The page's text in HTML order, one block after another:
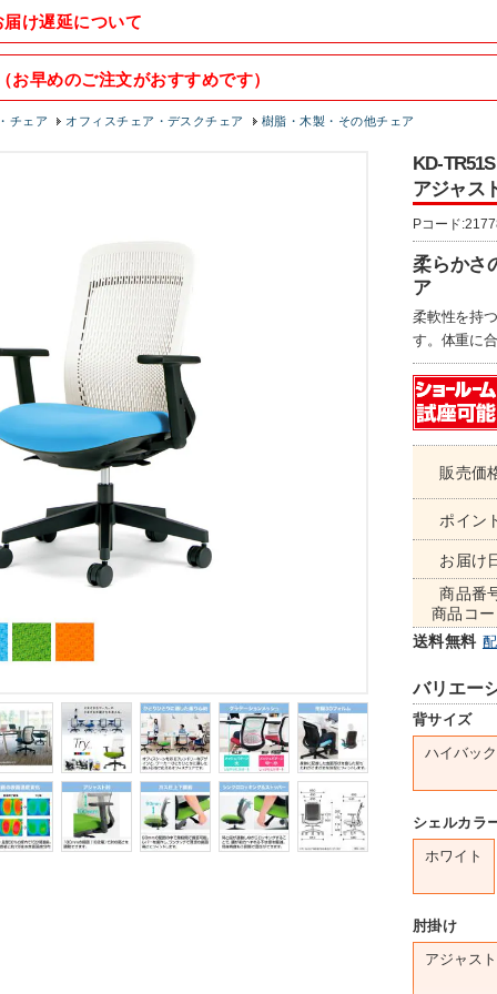
け遅延について
早めのご注文がおすすめです）
チェア オフィスチェア・デスクチェア 樹脂・木製・その他チェア
KD-
アジャス
Pコード
柔らかさ
ア
柔軟性を持
す。体重に
販売価
ポイン
お届け
商品番
商品コ
送料無料
バリエー
背サイズ
ハイバック
シェルカラ
ホワイト
肘掛け
アジャス